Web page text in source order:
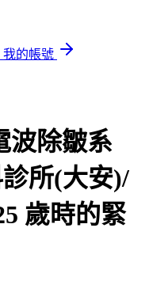
我的帳號
波除皺系
所(大安)/
歲時的緊